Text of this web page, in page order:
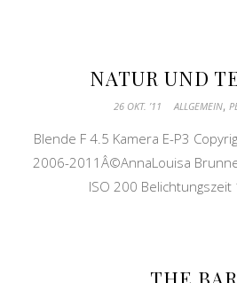
NATUR UND
26 OKT. ’11 ALLGEMEIN,
Blende F 4.5 Kamera E-P3
2006-2011Â©AnnaLouisa
ISO 200 Belichtungszeit